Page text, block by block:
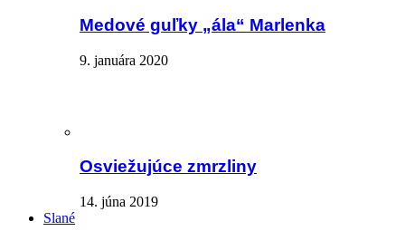
Medové guľky „ála“ Marlenka
9. januára 2020
Osviežujúce zmrzliny
14. júna 2019
Slané